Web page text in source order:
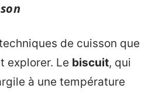
de cuisson que
explorer. Le biscuit, qui
à une température